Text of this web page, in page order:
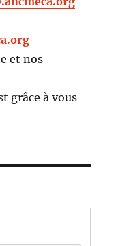
et nos
grâce à vous